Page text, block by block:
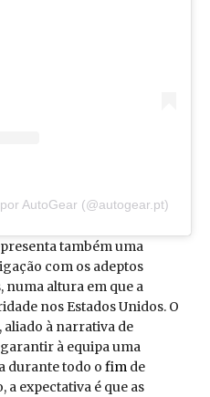
AutoGear (@autogear.pt)
também uma
com os adeptos
altura em que a
nos Estados Unidos. O
aliado à narrativa de
à equipa uma
durante todo o fim de
a expectativa é que as